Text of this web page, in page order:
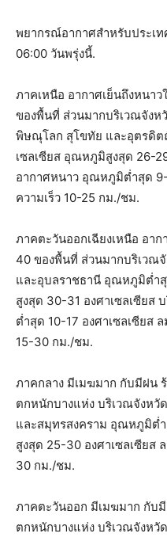
พยากรณ์อากาศสำหรับประเ
06:00 วันพรุ่งนี้.
ภาคเหนือ อากาศเย็นถึงหนา
ของพื้นที่ ส่วนมากบริเวณจังห
พิษณุโลก สุโขทัย และอุตรดิ
เซลเซียส อุณหภูมิสูงสุด 26-
อากาศหนาว อุณหภูมิต่ำสุด
ความเร็ว 10-25 กม./ชม.
ภาคตะวันออกเฉียงเหนือ อา
40 ของพื้นที่ ส่วนมากบริเวณ
และอุบลราชธานี อุณหภูมิต่ำ
สูงสุด 30-31 องศาเซลเซีย
ต่ำสุด 10-17 องศาเซลเซียส
15-30 กม./ชม.
ภาคกลาง มีเมฆมาก กับมีฝน
ตกหนักบางแห่ง บริเวณจังห
และสมุทรสงคราม อุณหภูมิต่
สูงสุด 25-30 องศาเซลเซียส
30 กม./ชม.
ภาคตะวันออก มีเมฆมาก กับ
ตกหนักบางแห่ง บริเวณจังห